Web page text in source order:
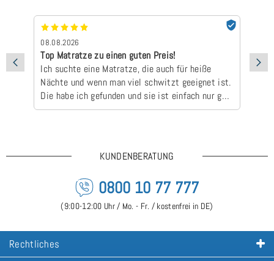
08.08.2026
Top Matratze zu einen guten Preis!
Ich suchte eine Matratze, die auch für heiße
Nächte und wenn man viel schwitzt geeignet ist.
Die habe ich gefunden und sie ist einfach nur gut
👍🏻😃Dass die Lieferzeit länger ist, ist kein
KUNDENBERATUNG
0800 10 77 777
(9:00-12:00 Uhr / Mo. - Fr. / kostenfrei in DE)
Rechtliches